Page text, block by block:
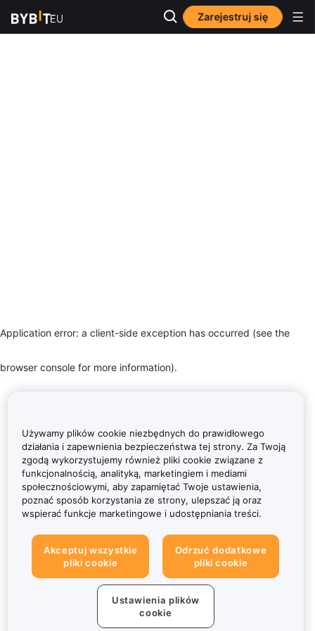
Zarejestruj się
Application error: a client-side exception has occurred (see the
browser console for more information).
Używamy plików cookie niezbędnych do prawidłowego
działania i zapewnienia bezpieczeństwa tej strony. Za Twoją
zgodą wykorzystujemy również pliki cookie związane z
funkcjonalnością, analityką, marketingiem i mediami
społecznościowymi, aby zapamiętać Twoje ustawienia,
poznać sposób korzystania ze strony, ulepszać ją oraz
wspierać funkcje marketingowe i udostępniania treści.
Akceptuj wszystkie
pliki cookie
Odrzuć dodatkowe
pliki cookie
Ustawienia plików
cookie